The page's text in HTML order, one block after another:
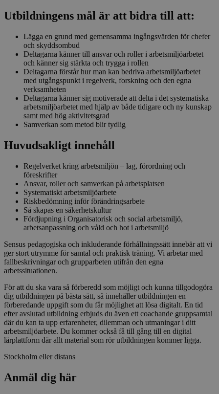
Utbildningens mål är att bidra till att:
Lägga en grund med gemensamma ingångsvärden för chefer
och skyddsombud
Deltagarna känner till ansvar och roller i arbetsmiljöarbetet
och känner sig stärkta och trygga i rollen
Deltagarna förstår hur man kan bedriva arbetsmiljöarbetet
med utgångspunkt i regelverk, forskning och den egna
verksamheten
Deltagarna känner sig motiverade att delta i det systematiska
arbetsmiljöarbetet med hjälp av både tidigare och ny kunskap
samt med hög aktivitetsgrad
Samverkan som metod blir tydlig
Huvudsakligt innehåll
Regelverket kring arbetsmiljön – lag, förordning och
föreskrifter
Ansvar, roller och samverkan på arbetsplatsen
Systematiskt arbetsmiljöarbete
Riskbedömning inför förändringsarbete
Så skapas en säkerhetskultur
Fördjupning i Organisatorisk och social arbetsmiljö,
arbetsanpassning och våld och hot i arbetsmiljö
Sensus pedagogiska och inkluderande förhållningssätt innebär att vi
ger stort utrymme för samtal och praktisk träning. Vi arbetar med
fallbeskrivningar och grupparbeten utifrån den egna
arbetssituationen.
För att du ska vara så förberedd som möjligt och kunna tillgodogöra
dig utbildningen på bästa sätt, så innehåller utbildningen en
förberedande uppgift som du får möjlighet att lösa digitalt. En tid
efter avslutad utbildning erbjuds du även ett coachande gruppsamtal
där du kan ta upp erfarenheter, dilemman och utmaningar i ditt
arbetsmiljöarbete. Du kommer också få till gång till en digital
lärplattform där allt material som rör utbildningen kommer ligga.
Stockholm eller distans
Anmäl dig här